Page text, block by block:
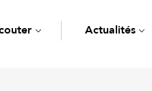
Actualités